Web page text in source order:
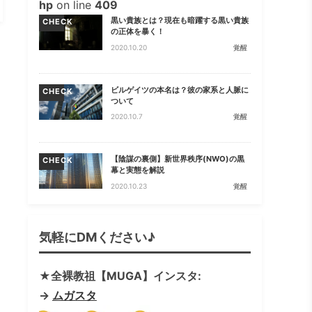
hpon line 409
CHECK
黒い貴族とは？現在も暗躍する黒い貴族
の正体を暴く！
2020.10.20 覚醒
CHECK
ビルゲイツの本名は？彼の家系と人脈に
ついて
2020.10.7 覚醒
CHECK
【陰謀の裏側】新世界秩序(NWO)の黒
幕と実態を解説
2020.10.23 覚醒
気軽にDMください♪
★全裸教祖【MUGA】インスタ:
→ ムガスタ